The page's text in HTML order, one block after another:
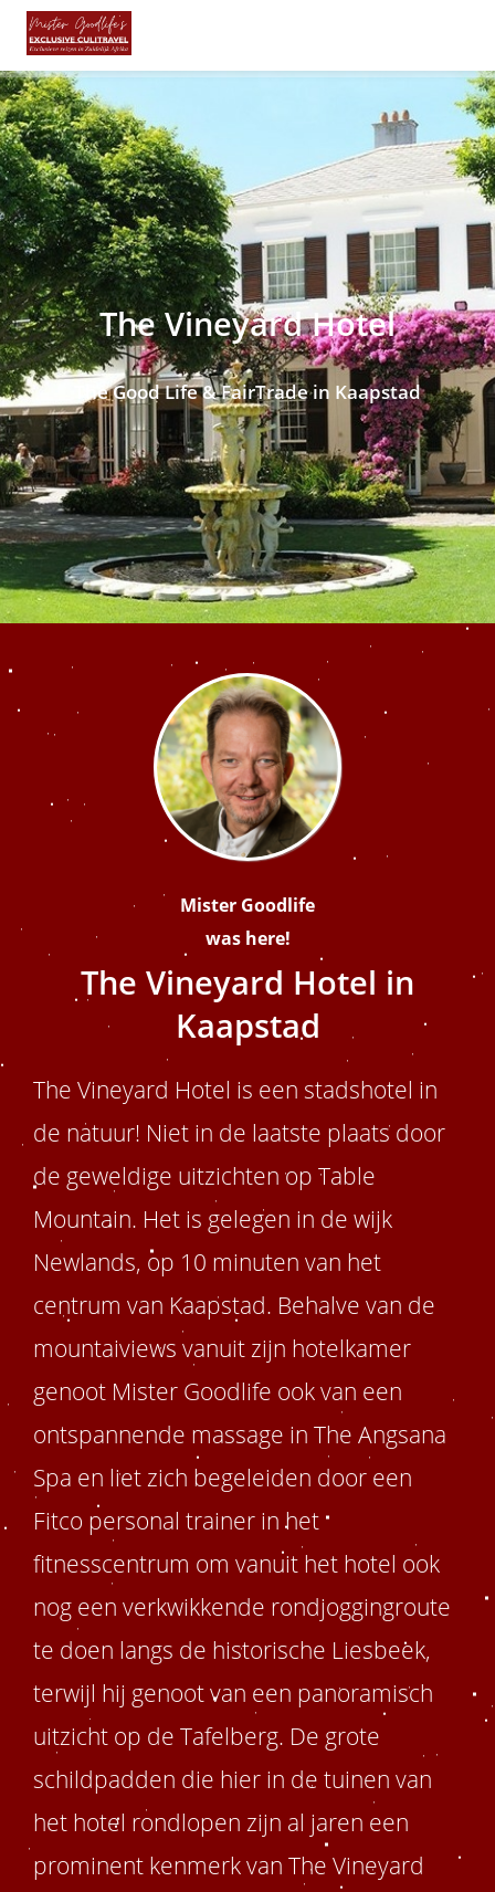
The Vineyard Hotel
The Good Life & FairTrade in Kaapstad
Mister Goodlife
was here!
The Vineyard Hotel in
Kaapstad
The Vineyard Hotel is een stadshotel in
de natuur! Niet in de laatste plaats door
de geweldige uitzichten op Table
Mountain. Het is gelegen in de wijk
Newlands, op 10 minuten van het
centrum van Kaapstad. Behalve van de
mountaiviews vanuit zijn hotelkamer
genoot Mister Goodlife ook van een
ontspannende massage in The Angsana
Spa en liet zich begeleiden door een
Fitco personal trainer in het
fitnesscentrum om vanuit het hotel ook
nog een verkwikkende rondjoggingroute
te doen langs de historische Liesbeek,
terwijl hij genoot van een panoramisch
uitzicht op de Tafelberg. De grote
schildpadden die hier in de tuinen van
het hotel rondlopen zijn al jaren een
prominent kenmerk van The Vineyard